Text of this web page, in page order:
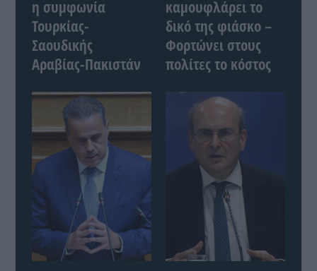
η συμφωνία
Τουρκίας-
Σαουδικής
Αραβίας-Πακιστάν
καμουφλάρει το
δικό της φιάσκο –
Φορτώνει στους
πολίτες το κόστος